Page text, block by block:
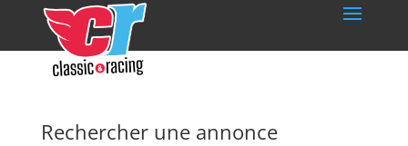
Rechercher une annonce